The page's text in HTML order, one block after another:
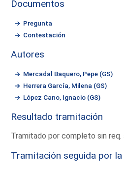
Documentos
Pregunta
Contestación
Autores
Mercadal Baquero, Pepe (GS)
Herrera García, Milena (GS)
López Cano, Ignacio (GS)
Resultado tramitación
Tramitado por completo sin req.
Tramitación seguida por la